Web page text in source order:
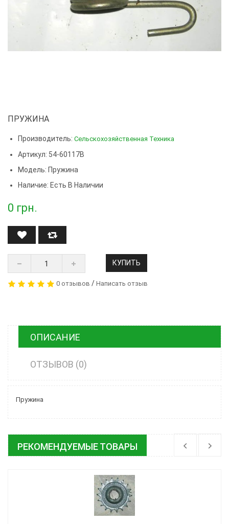
ПРУЖИНА
Производитель: Сельскохозяйственная Техника
Артикул: 54-60117В
Модель: Пружина
Наличие: Есть В Наличии
0 грн.
КУПИТЬ
0 отзывов / Написать отзыв
ОПИСАНИЕ
ОТЗЫВОВ (0)
Пружина
РЕКОМЕНДУЕМЫЕ ТОВАРЫ